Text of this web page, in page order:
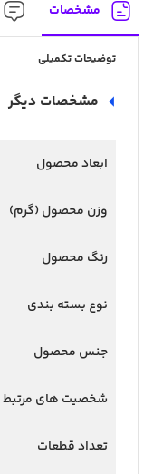
مشخصات
توضیحات تکمیلی
مشخصات دیگر
ابعاد محصول
وزن محصول (گرم)
رنگ محصول
نوع بسته بندی
جنس محصول
شخصیت های مرتبط
تعداد قطعات